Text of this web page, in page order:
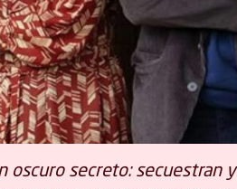
oscuro secreto: secuestran y